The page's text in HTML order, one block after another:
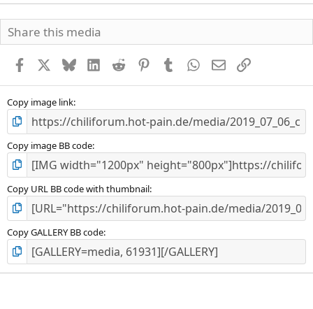
Share this media
Facebook BlueskyLinkedInReddit PinterestTumblr WhatsApp
E-MailLink
Copy image link
Copy image BB code
Copy URL BB code with thumbnail
Copy GALLERY BB code